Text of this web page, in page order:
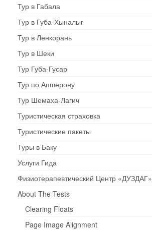
Тур в Габала
Тур в Губа-Хыналыг
Тур в Ленкорань
Тур в Шеки
Тур Губа-Гусар
Тур по Апшерону
Тур Шемаха-Лагич
Туристическая страховка
Туристические пакеты
Туры в Баку
Услуги Гида
Физиотерапевтический Центр «ДУЗДАГ»
About The Tests
Clearing Floats
Page Image Alignment